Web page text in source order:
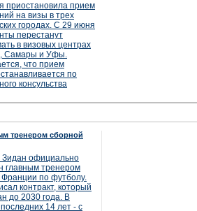
приостановила прием
на визы в трех
городах. С 29 июня
перестанут
в визовых центрах
Самары и Уфы.
что прием
по
консульства
тренером сборной
Зидан официально
главным тренером
по футболу.
контракт, который
до 2030 года. В
14 лет - с